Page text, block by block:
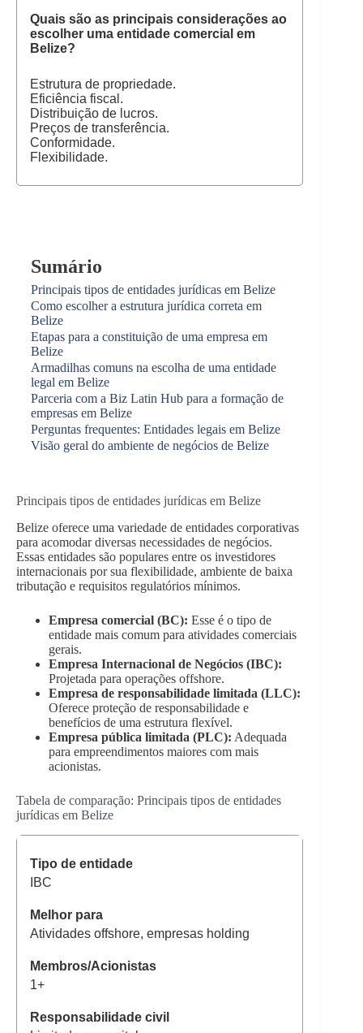
Quais são as principais considerações ao
escolher uma entidade comercial em
Belize?
Estrutura de propriedade.
Eficiência fiscal.
Distribuição de lucros.
Preços de transferência.
Conformidade.
Flexibilidade.
Sumário
Principais tipos de entidades jurídicas em Belize
Como escolher a estrutura jurídica correta em
Belize
Etapas para a constituição de uma empresa em
Belize
Armadilhas comuns na escolha de uma entidade
legal em Belize
Parceria com a Biz Latin Hub para a formação de
empresas em Belize
Perguntas frequentes: Entidades legais em Belize
Visão geral do ambiente de negócios de Belize
Principais tipos de entidades jurídicas em Belize
Belize oferece uma variedade de entidades corporativas
para acomodar diversas necessidades de negócios.
Essas entidades são populares entre os investidores
internacionais por sua flexibilidade, ambiente de baixa
tributação e requisitos regulatórios mínimos.
Empresa comercial (BC): Esse é o tipo de
entidade mais comum para atividades comerciais
gerais.
Empresa Internacional de Negócios (IBC):
Projetada para operações offshore.
Empresa de responsabilidade limitada (LLC):
Oferece proteção de responsabilidade e
benefícios de uma estrutura flexível.
Empresa pública limitada (PLC): Adequada
para empreendimentos maiores com mais
acionistas.
Tabela de comparação: Principais tipos de entidades
jurídicas em Belize
IBC
Atividades offshore, empresas holding
1+